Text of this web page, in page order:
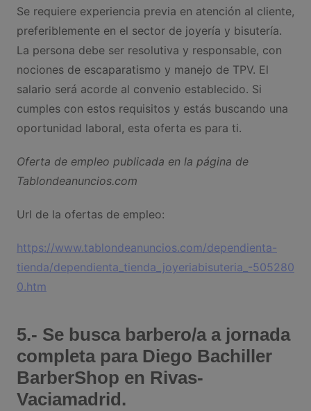
Se requiere experiencia previa en atención al cliente,
preferiblemente en el sector de joyería y bisutería.
La persona debe ser resolutiva y responsable, con
nociones de escaparatismo y manejo de TPV. El
salario será acorde al convenio establecido. Si
cumples con estos requisitos y estás buscando una
oportunidad laboral, esta oferta es para ti.
Oferta de empleo publicada en la página de
Tablondeanuncios.com
Url de la ofertas de empleo:
https://www.tablondeanuncios.com/dependienta-
tienda/dependienta_tienda_joyeriabisuteria_-505280
0.htm
5.- Se busca barbero/a a jornada
completa para Diego Bachiller
BarberShop en Rivas-
Vaciamadrid.